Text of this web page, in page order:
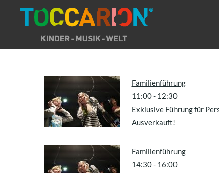
Familienführung
11:00- 12:30
Exklusive Führung für
Ausverkauft!
Familienführung
14:30- 16:00